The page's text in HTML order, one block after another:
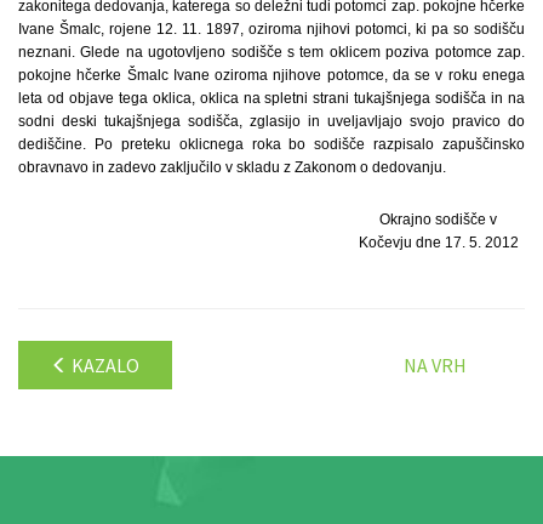
zakonitega dedovanja, katerega so deležni tudi potomci zap. pokojne hčerke
Ivane Šmalc, rojene 12. 11. 1897, oziroma njihovi potomci, ki pa so sodišču
neznani. Glede na ugotovljeno sodišče s tem oklicem poziva potomce zap.
pokojne hčerke Šmalc Ivane oziroma njihove potomce, da se v roku enega
leta od objave tega oklica, oklica na spletni strani tukajšnjega sodišča in na
sodni deski tukajšnjega sodišča, zglasijo in uveljavljajo svojo pravico do
dediščine. Po preteku oklicnega roka bo sodišče razpisalo zapuščinsko
obravnavo in zadevo zaključilo v skladu z Zakonom o dedovanju.
Okrajno sodišče v
Kočevju dne 17. 5. 2012
KAZALO NA VRH